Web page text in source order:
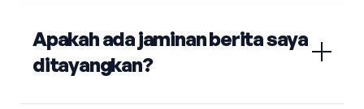
Apakah ada jaminan berita saya
ditayangkan?